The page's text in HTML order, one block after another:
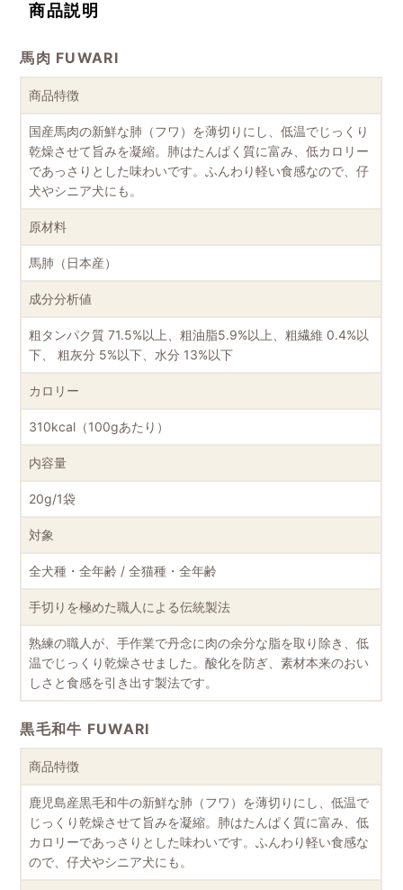
商品説明
馬肉 FUWARI
商品特徴
国産馬肉の新鮮な肺（フワ）を薄切りにし、低温でじっくり
乾燥させて旨みを凝縮。肺はたんぱく質に富み、低カロリー
であっさりとした味わいです。ふんわり軽い食感なので、仔
犬やシニア犬にも。
原材料
馬肺（日本産）
成分分析値
粗タンパク質 71.5%以上、粗油脂5.9%以上、粗繊維 0.4%以
下、 粗灰分 5%以下、水分 13%以下
カロリー
310kcal（100gあたり）
内容量
20g/1袋
対象
全犬種・全年齢 / 全猫種・全年齢
手切りを極めた職人による伝統製法
熟練の職人が、手作業で丹念に肉の余分な脂を取り除き、低
温でじっくり乾燥させました。酸化を防ぎ、素材本来のおい
しさと食感を引き出す製法です。
黒毛和牛 FUWARI
商品特徴
鹿児島産黒毛和牛の新鮮な肺（フワ）を薄切りにし、低温で
じっくり乾燥させて旨みを凝縮。肺はたんぱく質に富み、低
カロリーであっさりとした味わいです。ふんわり軽い食感な
ので、仔犬やシニア犬にも。